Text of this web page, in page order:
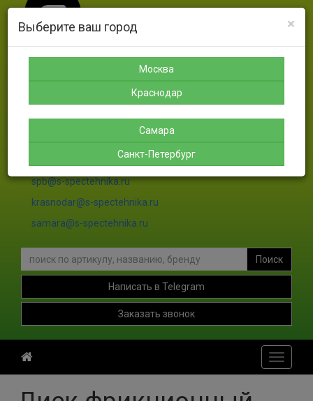
Петербург
Краснодар
8-988-
sales@s-spectehnika.ru
spb@s-spectehnika.ru
krasnodar@s-spectehnika.ru
samara@s-spectehnika.ru
Поиск
Написать в Telegram
Заказать звонок
Toggle
×
Выберите ваш город
Москва
Краснодар
Самара
Санкт-Петербург